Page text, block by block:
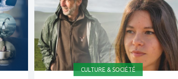
mes
favoris
CULTURE & SOCIÉTÉ